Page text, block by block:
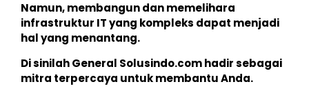
Namun, membangun dan memelihara
infrastruktur IT yang kompleks dapat menjadi
hal yang menantang.
Di sinilah General Solusindo.com hadir sebagai
mitra terpercaya untuk membantu Anda.